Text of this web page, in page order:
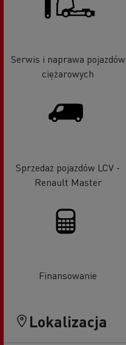
Serwis i naprawa pojazdów
ciężarowych
Sprzedaż pojazdów LCV -
Renault Master
Finansowanie
Lokalizacja